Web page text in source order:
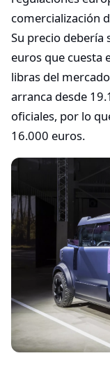
comercialización
Su precio debería
euros que cuesta
libras del
arranca desde
oficiales, por lo
16.000 euros.